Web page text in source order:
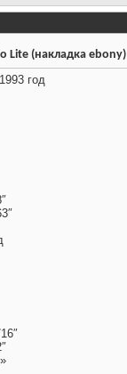
Lite (накладка ebony)
год